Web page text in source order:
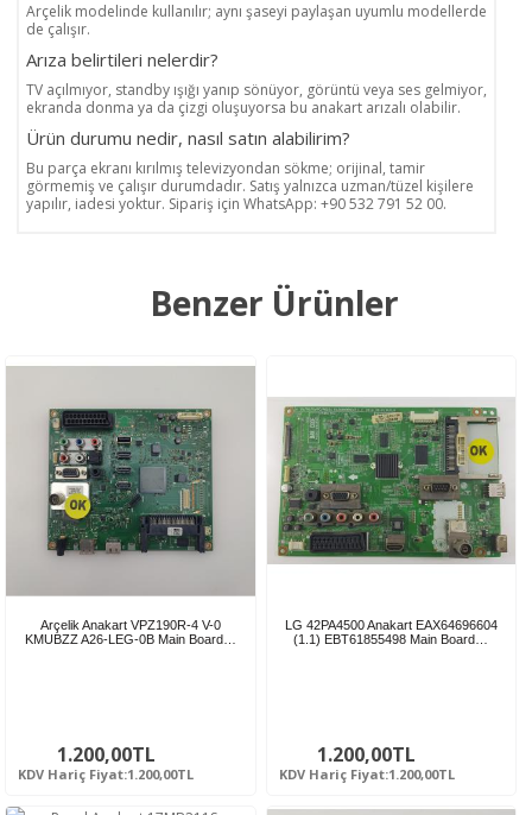
Arçelik modelinde kullanılır; aynı şaseyi paylaşan uyumlu modellerde
de çalışır.
Arıza belirtileri nelerdir?
TV açılmıyor, standby ışığı yanıp sönüyor, görüntü veya ses gelmiyor,
ekranda donma ya da çizgi oluşuyorsa bu anakart arızalı olabilir.
Ürün durumu nedir, nasıl satın alabilirim?
Bu parça ekranı kırılmış televizyondan sökme; orijinal, tamir
görmemiş ve çalışır durumdadır. Satış yalnızca uzman/tüzel kişilere
yapılır, iadesi yoktur. Sipariş için WhatsApp: +90 532 791 52 00.
Benzer Ürünler
Arçelik Anakart VPZ190R-4 V-0
KMUBZZ A26-LEG-0B Main Board…
1.200,00TL
KDV Hariç Fiyat:1.200,00TL
LG 42PA4500 Anakart EAX64696604
(1.1) EBT61855498 Main Board…
1.200,00TL
KDV Hariç Fiyat:1.200,00TL